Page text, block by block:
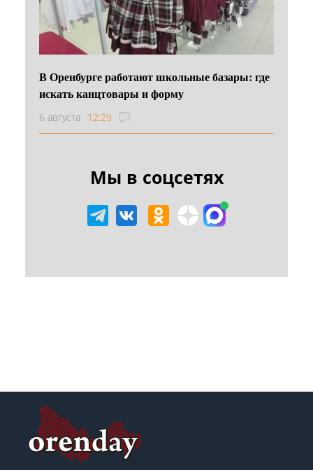
В Оренбурге работают школьные базары: где
искать канцтовары и форму
6 августа 12:29
Мы в соцсетях